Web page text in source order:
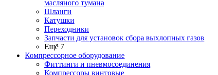
масляного тумана
Шланги
Катушки
Переходники
Запчасти для установок сбора выхлопных газов
Ещё 7
Компрессорное оборудование
Фиттинги и пневмосоединения
Компрессоры винтовые